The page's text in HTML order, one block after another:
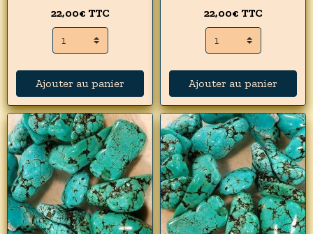
22,00€ TTC
Ajouter au panier
22,00€ TTC
Ajouter au panier